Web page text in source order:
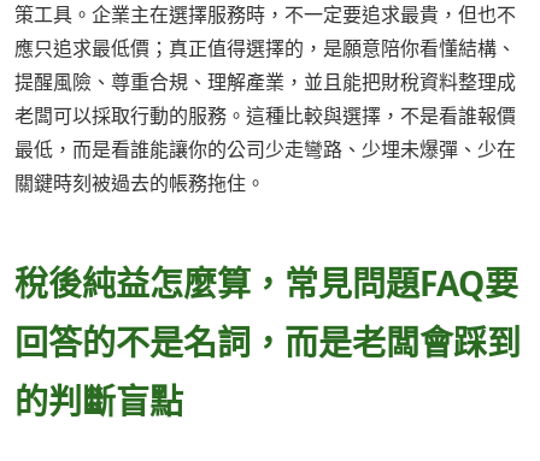
策工具。企業主在選擇服務時，不一定要追求最貴，但也不
應只追求最低價；真正值得選擇的，是願意陪你看懂結構、
提醒風險、尊重合規、理解產業，並且能把財稅資料整理成
老闆可以採取行動的服務。這種比較與選擇，不是看誰報價
最低，而是看誰能讓你的公司少走彎路、少埋未爆彈、少在
關鍵時刻被過去的帳務拖住。
稅後純益怎麼算，常見問題FAQ要
回答的不是名詞，而是老闆會踩到
的判斷盲點